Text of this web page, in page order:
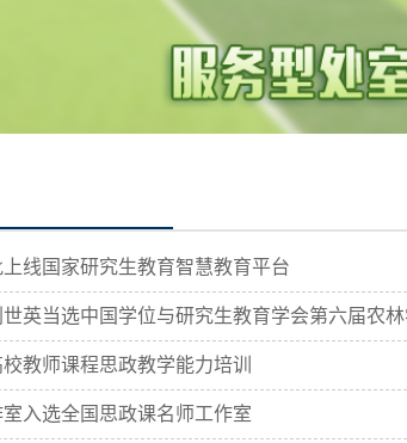
线国家研究生教育智慧教育平台
英当选中国学位与研究生教育学会第六届农
教师课程思政教学能力培训
入选全国思政课名师工作室